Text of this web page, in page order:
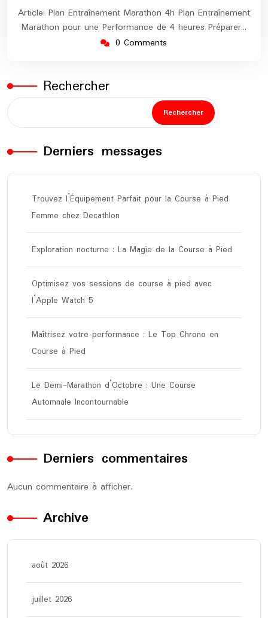
Article: Plan Entraînement Marathon 4h Plan Entraînement
Marathon pour une Performance de 4 heures Préparer…
0 Comments
Rechercher
Rechercher
Derniers messages
Trouvez l’Équipement Parfait pour la Course à Pied
Femme chez Decathlon
Exploration nocturne : La Magie de la Course à Pied
Optimisez vos sessions de course à pied avec
l’Apple Watch 5
Maîtrisez votre performance : Le Top Chrono en
Course à Pied
Le Demi-Marathon d’Octobre : Une Course
Automnale Incontournable
Derniers commentaires
Aucun commentaire à afficher.
Archive
août 2026
juillet 2026